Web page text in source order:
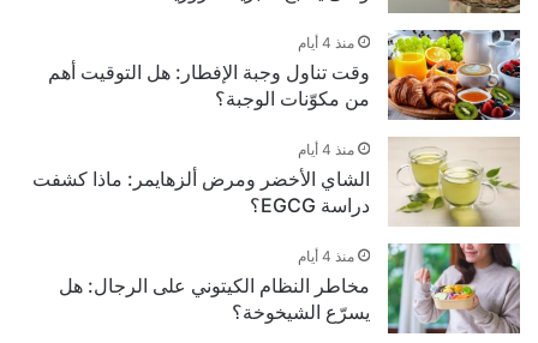
منذ 4 أيام
وقت تناول وجبة الإفطار: هل التوقيت أهم
من مكوّنات الوجبة؟
منذ 4 أيام
الشاي الأخضر ومرض ألزهايمر: ماذا كشفت
دراسة EGCG؟
منذ 4 أيام
مخاطر النظام الكيتوني على الرجال: هل
يسرّع الشيخوخة؟